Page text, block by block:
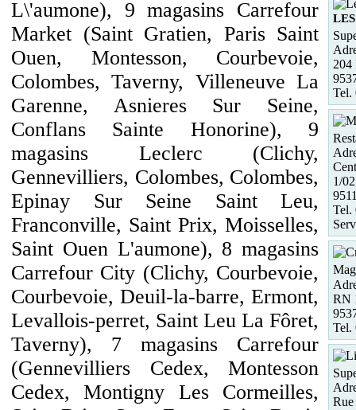
L\'aumone), 9 magasins Carrefour
Market (Saint Gratien, Paris Saint
Ouen, Montesson, Courbevoie,
Colombes, Taverny, Villeneuve La
Garenne, Asnieres Sur Seine,
Conflans Sainte Honorine), 9
magasins Leclerc (Clichy,
Gennevilliers, Colombes, Colombes,
Epinay Sur Seine Saint Leu,
Franconville, Saint Prix, Moisselles,
Saint Ouen L'aumone), 8 magasins
Carrefour City (Clichy, Courbevoie,
Courbevoie, Deuil-la-barre, Ermont,
Levallois-perret, Saint Leu La Fôret,
Taverny), 7 magasins Carrefour
(Gennevilliers Cedex, Montesson
Cedex, Montigny Les Cormeilles,
204
Tel.
1/
Tel.
RN
Tel.